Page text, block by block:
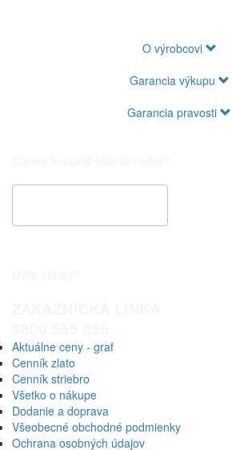
O výrobcovi
Garancia výkupu
Garancia pravosti
Aktuálne ceny - graf
Cenník zlato
Cenník striebro
Všetko o nákupe
Dodanie a doprava
Všeobecné obchodné podmienky
Ochrana osobných údajov